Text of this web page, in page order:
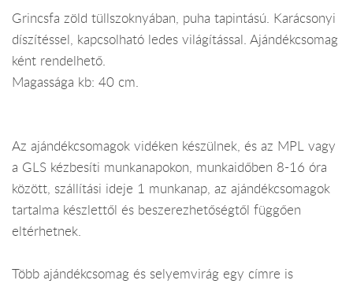
Grincsfa zöld tüllszoknyában, puha tapintású. Karácsonyi
díszítéssel, kapcsolható ledes világítással. Ajándékcsomag
ként rendelhető.
Magassága kb: 40 cm.
Az ajándékcsomagok vidéken készülnek, és az MPL vagy
a GLS kézbesíti munkanapokon, munkaidőben 8-16 óra
között, szállítási ideje 1 munkanap, az ajándékcsomagok
tartalma készlettől és beszerezhetőségtől függően
eltérhetnek.
Több ajándékcsomag és selyemvirág egy címre is